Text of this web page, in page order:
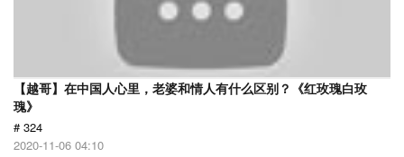
【越哥】在中国人心里，老婆和情人有什么区别？《红玫瑰白玫
瑰》
# 324
2020-11-06 04:10